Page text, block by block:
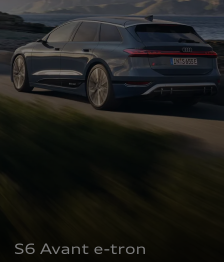
S6 Avant e-tron